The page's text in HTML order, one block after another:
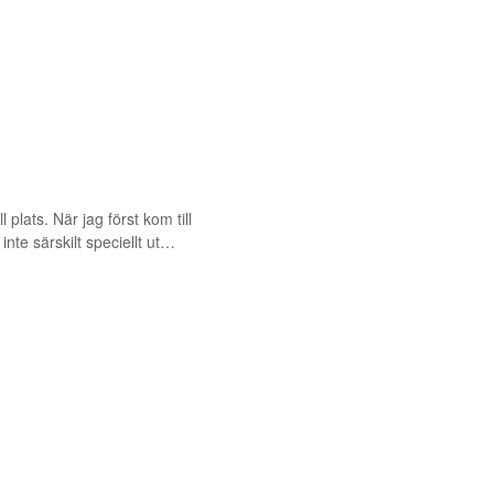
plats. När jag först kom till
särskilt speciellt ut…